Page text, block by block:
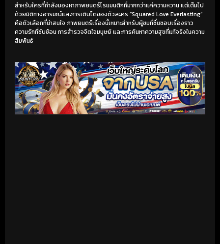
สำหรับใครที่กำลังมองหาภาพยนตร์โรแมนติกที่มากกว่าแค่ความหวาน แต่เต็มไป
ด้วยมิติทางอารมณ์และการเติบโตของตัวละคร “Squared Love Everlasting”
คือตัวเลือกที่น่าสนใจ ภาพยนตร์เรื่องนี้เหมาะสำหรับผู้ชมที่ชื่นชอบเรื่องราว
ความรักที่ซับซ้อน การสำรวจจิตใจมนุษย์ และการค้นหาความสุขที่แท้จริงในความ
สัมพันธ์